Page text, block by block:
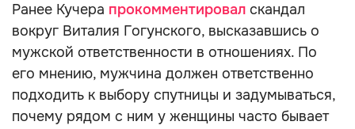
Ранее Кучера прокомментировал скандал
вокруг Виталия Гогунского, высказавшись о
мужской ответственности в отношениях. По
его мнению, мужчина должен ответственно
подходить к выбору спутницы и задумываться,
почему рядом с ним у женщины часто бывает